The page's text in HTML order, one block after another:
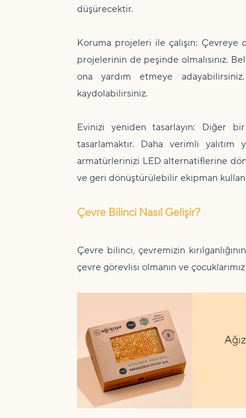
düşürecektir.
Koruma projeleri ile çalışın:
projelerinin de peşinde olmalısınız.
ona yardım etmeye
kaydolabilirsiniz.
Evinizi yeniden tasarlayın: Diğer
tasarlamaktır. Daha verimli yalıtım
armatürlerinizi LED alternatiflerine
ve geri dönüştürülebilir ekipman
Çevre Bilinci Nasıl Gelişir?
Çevre bilinci, çevremizin
çevre görevlisi olmanın ve